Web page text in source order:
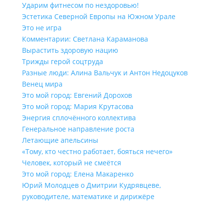
Ударим фитнесом по нездоровью!
Эстетика Северной Европы на Южном Урале
Это не игра
Комментарии: Светлана Караманова
Вырастить здоровую нацию
Трижды герой соцтруда
Разные люди: Алина Вальчук и Антон Недоцуков
Венец мира
Это мой город: Евгений Дорохов
Это мой город: Мария Крутасова
Энергия сплочённого коллектива
Генеральное направление роста
Летающие апельсины
«Тому, кто честно работает, бояться нечего»
Человек, который не смеётся
Это мой город: Елена Макаренко
Юрий Молодцев о Дмитрии Кудрявцеве,
руководителе, математике и дирижёре